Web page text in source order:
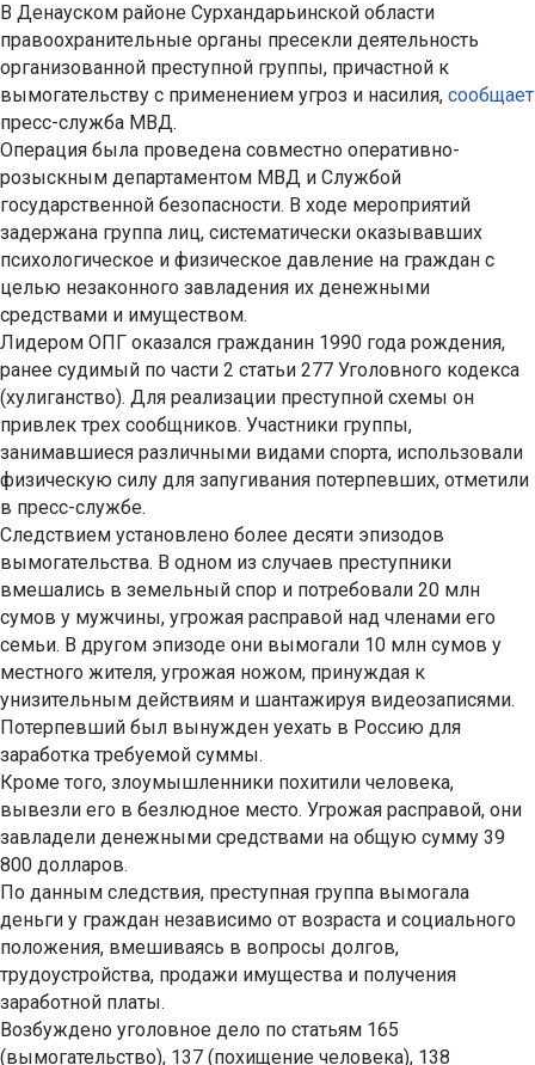
В Денауском районе Сурхандарьинской области
правоохранительные органы пресекли деятельность
организованной преступной группы, причастной к
вымогательству с применением угроз и насилия, сообщает
пресс-служба МВД.
Операция была проведена совместно оперативно-
розыскным департаментом МВД и Службой
государственной безопасности. В ходе мероприятий
задержана группа лиц, систематически оказывавших
психологическое и физическое давление на граждан с
целью незаконного завладения их денежными
средствами и имуществом.
Лидером ОПГ оказался гражданин 1990 года рождения,
ранее судимый по части 2 статьи 277 Уголовного кодекса
(хулиганство). Для реализации преступной схемы он
привлек трех сообщников. Участники группы,
занимавшиеся различными видами спорта, использовали
физическую силу для запугивания потерпевших, отметили
в пресс-службе.
Следствием установлено более десяти эпизодов
вымогательства. В одном из случаев преступники
вмешались в земельный спор и потребовали 20 млн
сумов у мужчины, угрожая расправой над членами его
семьи. В другом эпизоде они вымогали 10 млн сумов у
местного жителя, угрожая ножом, принуждая к
унизительным действиям и шантажируя видеозаписями.
Потерпевший был вынужден уехать в Россию для
заработка требуемой суммы.
Кроме того, злоумышленники похитили человека,
вывезли его в безлюдное место. Угрожая расправой, они
завладели денежными средствами на общую сумму 39
800 долларов.
По данным следствия, преступная группа вымогала
деньги у граждан независимо от возраста и социального
положения, вмешиваясь в вопросы долгов,
трудоустройства, продажи имущества и получения
заработной платы.
Возбуждено уголовное дело по статьям 165
(вымогательство), 137 (похищение человека), 138